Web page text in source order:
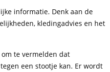
informatie. Denk aan de
kledingadvies en het
te vermelden dat
een stootje kan. Er wordt